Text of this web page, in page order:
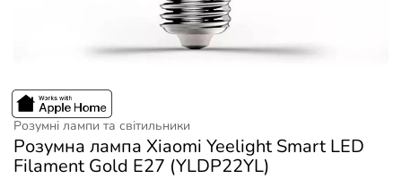
Розумні лампи та світильники
Розумна лампа Xiaomi Yeelight Smart LED
Filament Gold E27 (YLDP22YL)